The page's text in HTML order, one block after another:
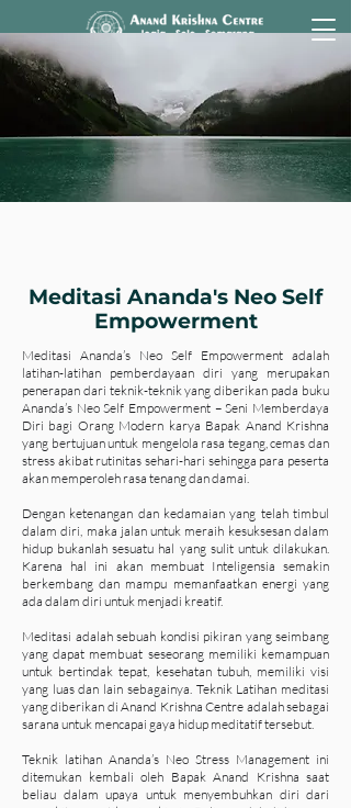
Meditasi Ananda's Neo Self
Empowerment
Meditasi Ananda’s Neo Self Empowerment adalah
latihan-latihan pemberdayaan diri yang merupakan
penerapan dari teknik-teknik yang diberikan pada buku
Ananda’s Neo Self Empowerment – Seni Memberdaya
Diri bagi Orang Modern karya Bapak Anand Krishna
yang bertujuan untuk mengelola rasa tegang, cemas dan
stress akibat rutinitas sehari-hari sehingga para peserta
akan memperoleh rasa tenang dan damai.
Dengan ketenangan dan kedamaian yang telah timbul
dalam diri, maka jalan untuk meraih kesuksesan dalam
hidup bukanlah sesuatu hal yang sulit untuk dilakukan.
Karena hal ini akan membuat Inteligensia semakin
berkembang dan mampu memanfaatkan energi yang
ada dalam diri untuk menjadi kreatif.
Meditasi adalah sebuah kondisi pikiran yang seimbang
yang dapat membuat seseorang memiliki kemampuan
untuk bertindak tepat, kesehatan tubuh, memiliki visi
yang luas dan lain sebagainya. Teknik Latihan meditasi
yang diberikan di Anand Krishna Centre adalah sebagai
sarana untuk mencapai gaya hidup meditatif tersebut.
Teknik latihan Ananda’s Neo Stress Management ini
ditemukan kembali oleh Bapak Anand Krishna saat
beliau dalam upaya untuk menyembuhkan diri dari